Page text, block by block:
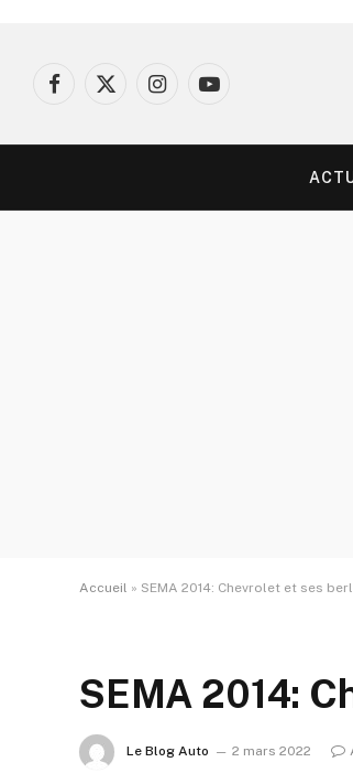
Facebook
X
InstagramYouTube
Accueil » SEMA 2014: Chevrolet et ses
SEMA 2014:
Le Blog Auto 2 mars 2022